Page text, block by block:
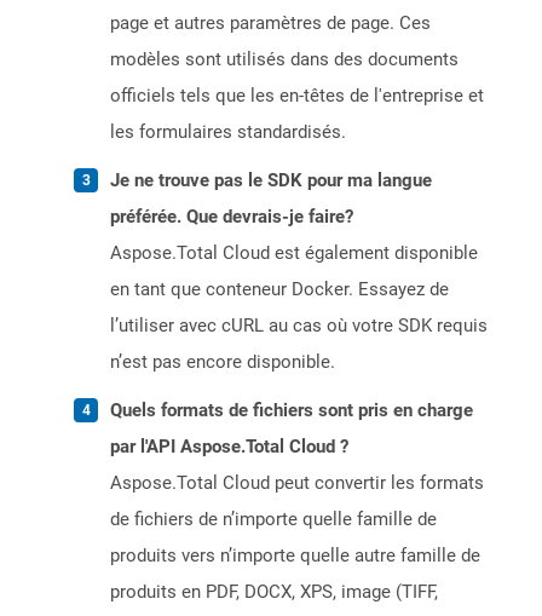
page et autres paramètres de page. Ces
modèles sont utilisés dans des documents
officiels tels que les en-têtes de l'entreprise et
les formulaires standardisés.
Je ne trouve pas le SDK pour ma langue
préférée. Que devrais-je faire?
Aspose.Total Cloud est également disponible
en tant que conteneur Docker. Essayez de
l’utiliser avec cURL au cas où votre SDK requis
n’est pas encore disponible.
Quels formats de fichiers sont pris en charge
par l'API Aspose.Total Cloud ?
Aspose.Total Cloud peut convertir les formats
de fichiers de n’importe quelle famille de
produits vers n’importe quelle autre famille de
produits en PDF, DOCX, XPS, image (TIFF,